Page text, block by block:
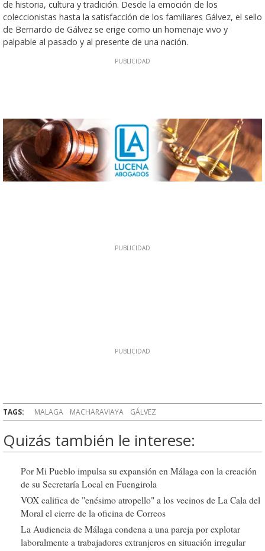
de historia, cultura y tradición. Desde la emoción de los
coleccionistas hasta la satisfacción de los familiares Gálvez, el sello
de Bernardo de Gálvez se erige como un homenaje vivo y
palpable al pasado y al presente de una nación.
TAGS: MALAGA MACHARAVIAYA GÁLVEZ
Quizás también le interese:
Por Mi Pueblo impulsa su expansión en Málaga con la creación
de su Secretaría Local en Fuengirola
VOX califica de "enésimo atropello" a los vecinos de La Cala del
Moral el cierre de la oficina de Correos
La Audiencia de Málaga condena a una pareja por explotar
laboralmente a trabajadores extranjeros en situación irregular